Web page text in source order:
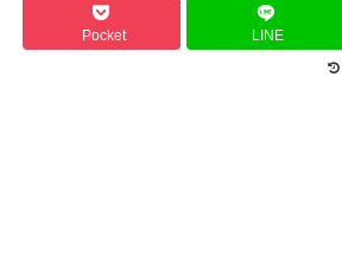
Pocket LINE